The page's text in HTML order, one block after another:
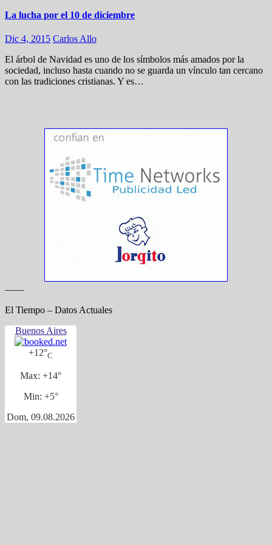
La lucha por el 10 de diciembre
Dic 4, 2015 Carlos Allo
El árbol de Navidad es uno de los símbolos más amados por la
sociedad, incluso hasta cuando no se guarda un vínculo tan cercano
con las tradiciones cristianas. Y es…
——
El Tiempo – Datos Actuales
Buenos Aires
+12°C
Max: +14°
Min: +5°
Dom, 09.08.2026